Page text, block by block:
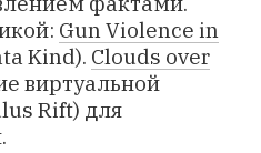
Gun Violence in
Kind). Clouds over
виртуальной
Rift) для